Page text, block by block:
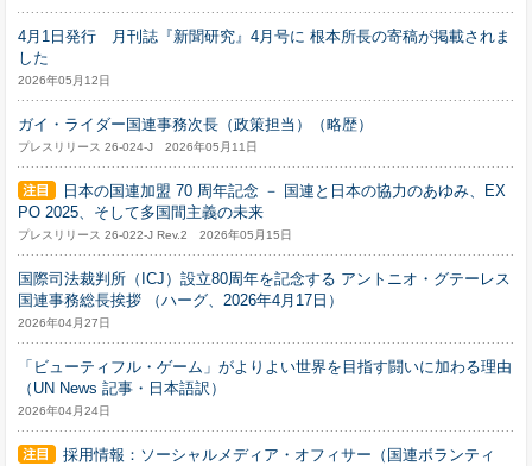
4月1日発行 月刊誌『新聞研究』4月号に 根本所長の寄稿が掲載されま
した
2026年05月12日
ガイ・ライダー国連事務次長（政策担当）（略歴）
プレスリリース 26-024-J 2026年05月11日
日本の国連加盟 70 周年記念 － 国連と日本の協力のあゆみ、EX
PO 2025、そして多国間主義の未来
プレスリリース 26-022-J Rev.2 2026年05月15日
国際司法裁判所（ICJ）設立80周年を記念する アントニオ・グテーレス
国連事務総長挨拶 （ハーグ、2026年4月17日）
2026年04月27日
「ビューティフル・ゲーム」がよりよい世界を目指す闘いに加わる理由
（UN News 記事・日本語訳）
2026年04月24日
採用情報：ソーシャルメディア・オフィサー（国連ボランティ